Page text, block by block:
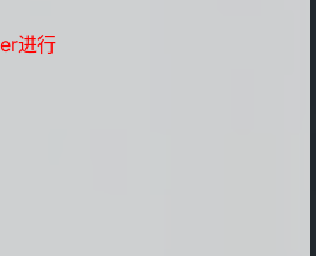
进行